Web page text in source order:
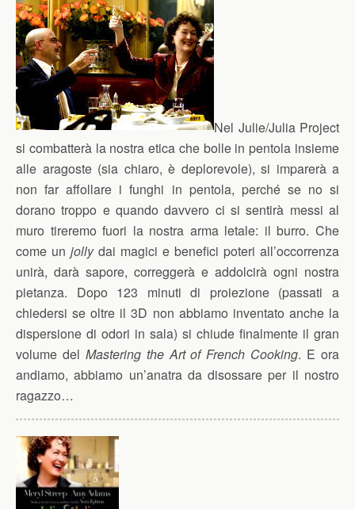
Nel Julie/Julia Project
si combatterà la nostra etica che bolle in pentola insieme
alle aragoste (sia chiaro, è deplorevole), si imparerà a
non far affollare i funghi in pentola, perché se no si
dorano troppo e quando davvero ci si sentirà messi al
muro tireremo fuori la nostra arma letale: il burro. Che
come un jollydai magici e benefici poteri all’occorrenza
unirà, darà sapore, correggerà e addolcirà ogni nostra
pietanza. Dopo 123 minuti di proiezione (passati a
chiedersi se oltre il 3D non abbiamo inventato anche la
dispersione di odori in sala) si chiude finalmente il gran
volume del Mastering the Art of French Cooking. E ora
andiamo, abbiamo un’anatra da disossare per il nostro
ragazzo…